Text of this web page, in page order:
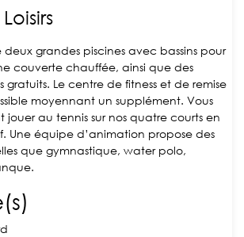
deux grandes piscines avec bassins pour
couverte chauffée, ainsi que des
gratuits. Le centre de fitness et de remise
moyennant un supplément. Vous
au tennis sur nos quatre courts en
Une équipe d’animation propose des
que gymnastique, water polo,